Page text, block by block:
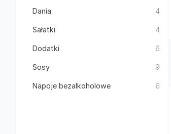
Dania 4
Sałatki 4
Dodatki 6
Sosy 9
Napoje bezalkoholowe 6